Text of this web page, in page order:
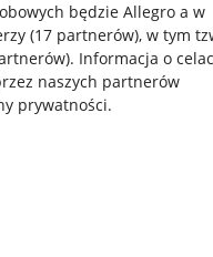
będzie Allegro a w
(17 partnerów), w tym
). Informacja o
naszych partnerów
prywatności.
Regulamin
Polityka plików
Ustawienia
Udostępnianie
Informacje dla